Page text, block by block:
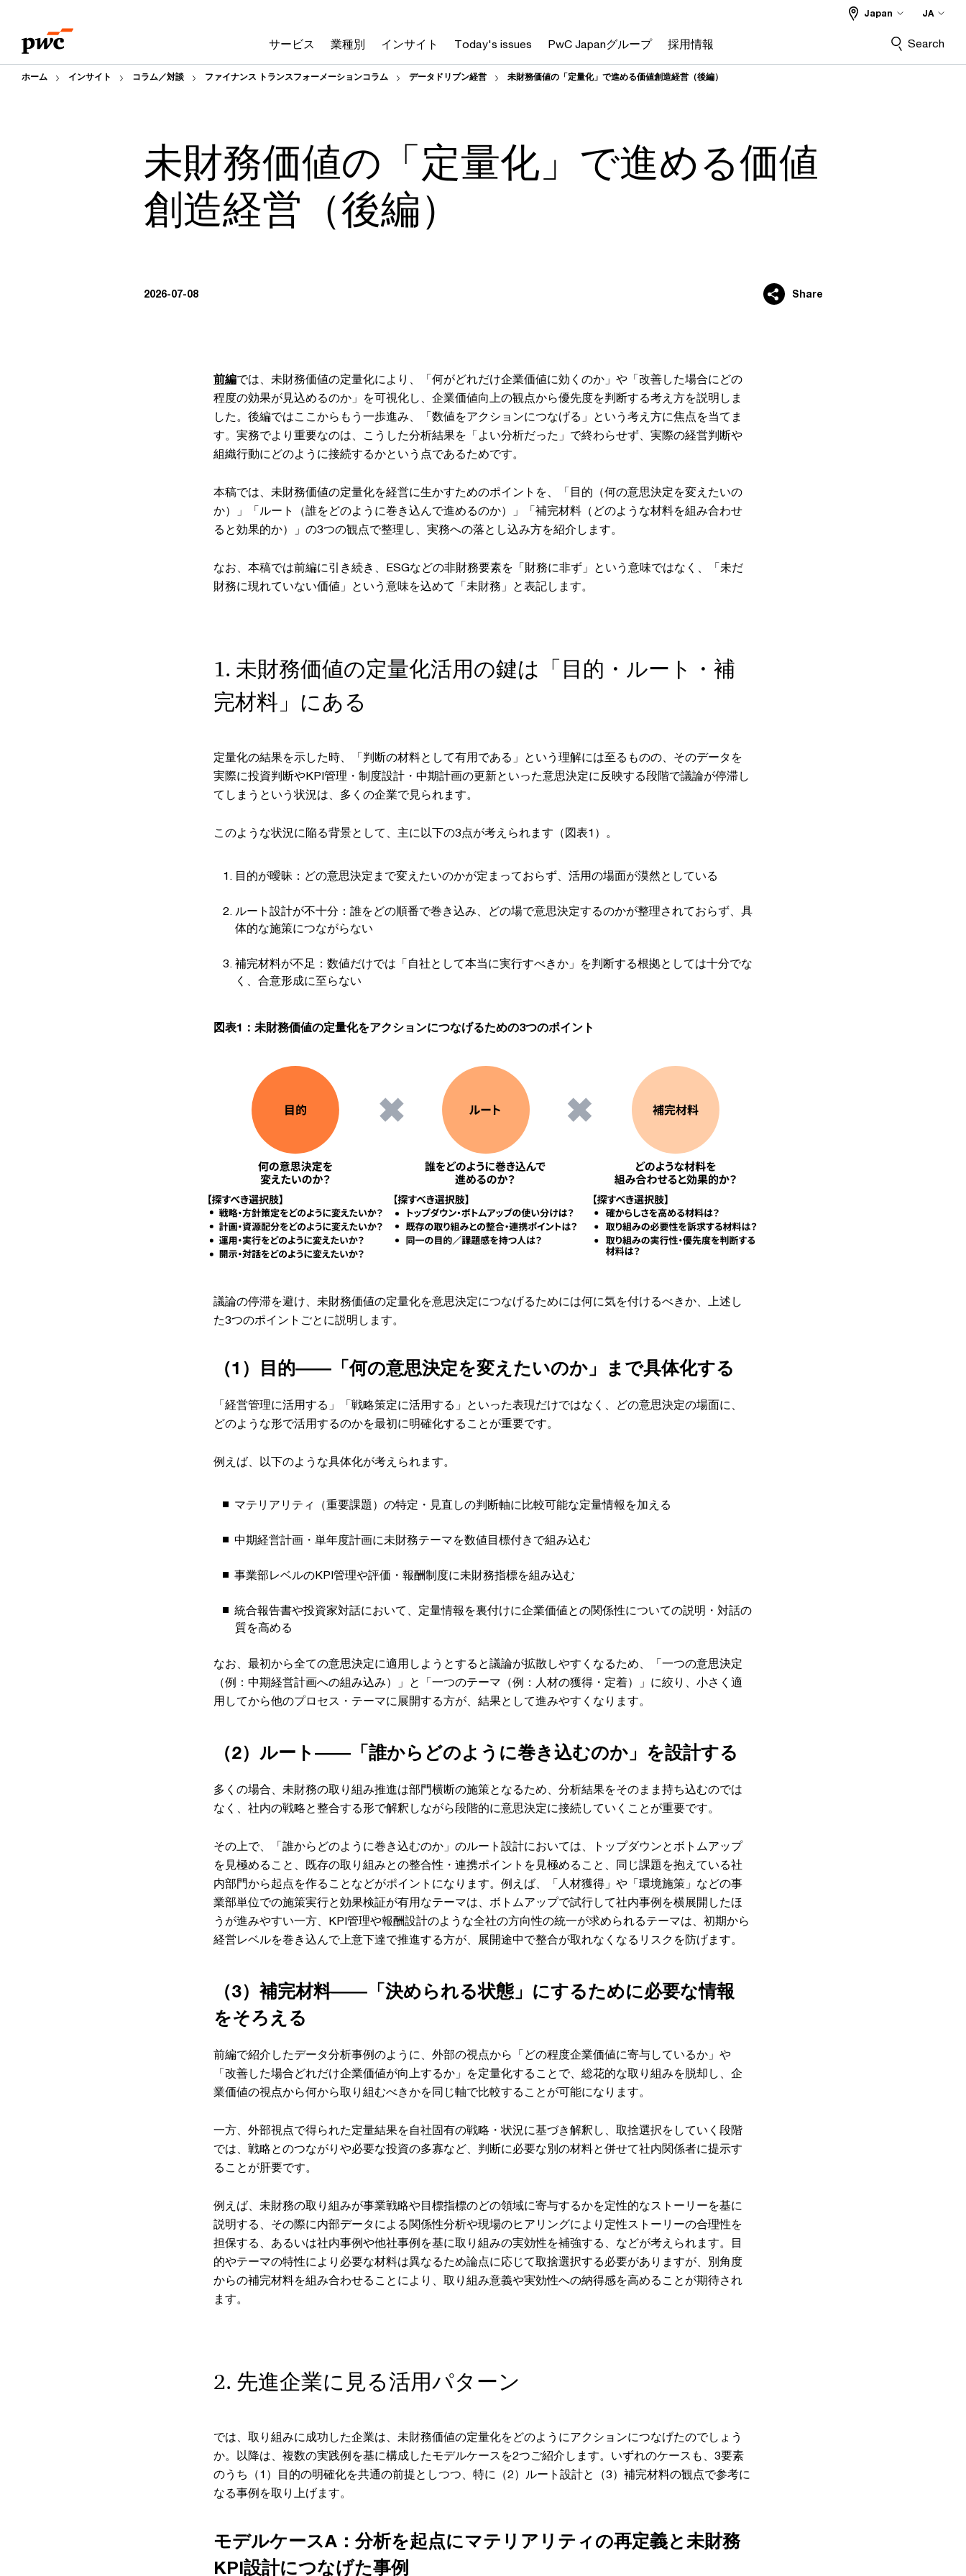
content
footer
サービス 業種別 インサイト Today's issues PwC Japanグループ 採用情報
Japan JA
Search
ホーム インサイト コラム／対談 ファイナンス トランスフォーメーションコラム データドリブン経営 未財務価値の「定量化」で進める価値創造経営（後編）
未財務価値の「定量化」で進める価値
創造経営（後編）
2026-07-08 Share
前編では、未財務価値の定量化により、「何がどれだけ企業価値に効くのか」や「改善した場合にどの
程度の効果が見込めるのか」を可視化し、企業価値向上の観点から優先度を判断する考え方を説明しま
した。後編ではここからもう一歩進み、「数値をアクションにつなげる」という考え方に焦点を当てま
す。実務でより重要なのは、こうした分析結果を「よい分析だった」で終わらせず、実際の経営判断や
組織行動にどのように接続するかという点であるためです。
本稿では、未財務価値の定量化を経営に生かすためのポイントを、「目的（何の意思決定を変えたいの
か）」「ルート（誰をどのように巻き込んで進めるのか）」「補完材料（どのような材料を組み合わせ
ると効果的か）」の3つの観点で整理し、実務への落とし込み方を紹介します。
なお、本稿では前編に引き続き、ESGなどの非財務要素を「財務に非ず」という意味ではなく、「未だ
財務に現れていない価値」という意味を込めて「未財務」と表記します。
1. 未財務価値の定量化活用の鍵は「目的・ルート・補
完材料」にある
定量化の結果を示した時、「判断の材料として有用である」という理解には至るものの、そのデータを
実際に投資判断やKPI管理・制度設計・中期計画の更新といった意思決定に反映する段階で議論が停滞し
てしまうという状況は、多くの企業で見られます。
このような状況に陥る背景として、主に以下の3点が考えられます（図表1）。
目的が曖昧：どの意思決定まで変えたいのかが定まっておらず、活用の場面が漠然としている
ルート設計が不十分：誰をどの順番で巻き込み、どの場で意思決定するのかが整理されておらず、具
体的な施策につながらない
補完材料が不足：数値だけでは「自社として本当に実行すべきか」を判断する根拠としては十分でな
く、合意形成に至らない
図表1：未財務価値の定量化をアクションにつなげるための3つのポイント
議論の停滞を避け、未財務価値の定量化を意思決定につなげるためには何に気を付けるべきか、上述し
た3つのポイントごとに説明します。
（1）目的――「何の意思決定を変えたいのか」まで具体化する
「経営管理に活用する」「戦略策定に活用する」といった表現だけではなく、どの意思決定の場面に、
どのような形で活用するのかを最初に明確化することが重要です。
例えば、以下のような具体化が考えられます。
マテリアリティ（重要課題）の特定・見直しの判断軸に比較可能な定量情報を加える
中期経営計画・単年度計画に未財務テーマを数値目標付きで組み込む
事業部レベルのKPI管理や評価・報酬制度に未財務指標を組み込む
統合報告書や投資家対話において、定量情報を裏付けに企業価値との関係性についての説明・対話の
質を高める
なお、最初から全ての意思決定に適用しようとすると議論が拡散しやすくなるため、「一つの意思決定
（例：中期経営計画への組み込み）」と「一つのテーマ（例：人材の獲得・定着）」に絞り、小さく適
用してから他のプロセス・テーマに展開する方が、結果として進みやすくなります。
（2）ルート――「誰からどのように巻き込むのか」を設計する
多くの場合、未財務の取り組み推進は部門横断の施策となるため、分析結果をそのまま持ち込むのでは
なく、社内の戦略と整合する形で解釈しながら段階的に意思決定に接続していくことが重要です。
その上で、「誰からどのように巻き込むのか」のルート設計においては、トップダウンとボトムアップ
を見極めること、既存の取り組みとの整合性・連携ポイントを見極めること、同じ課題を抱えている社
内部門から起点を作ることなどがポイントになります。例えば、「人材獲得」や「環境施策」などの事
業部単位での施策実行と効果検証が有用なテーマは、ボトムアップで試行して社内事例を横展開したほ
うが進みやすい一方、KPI管理や報酬設計のような全社の方向性の統一が求められるテーマは、初期から
経営レベルを巻き込んで上意下達で推進する方が、展開途中で整合が取れなくなるリスクを防げます。
（3）補完材料――「決められる状態」にするために必要な情報
をそろえる
前編で紹介したデータ分析事例のように、外部の視点から「どの程度企業価値に寄与しているか」や
「改善した場合どれだけ企業価値が向上するか」を定量化することで、総花的な取り組みを脱却し、企
業価値の視点から何から取り組むべきかを同じ軸で比較することが可能になります。
一方、外部視点で得られた定量結果を自社固有の戦略・状況に基づき解釈し、取捨選択をしていく段階
では、戦略とのつながりや必要な投資の多寡など、判断に必要な別の材料と併せて社内関係者に提示す
ることが肝要です。
例えば、未財務の取り組みが事業戦略や目標指標のどの領域に寄与するかを定性的なストーリーを基に
説明する、その際に内部データによる関係性分析や現場のヒアリングにより定性ストーリーの合理性を
担保する、あるいは社内事例や他社事例を基に取り組みの実効性を補強する、などが考えられます。目
的やテーマの特性により必要な材料は異なるため論点に応じて取捨選択する必要がありますが、別角度
からの補完材料を組み合わせることにより、取り組み意義や実効性への納得感を高めることが期待され
ます。
2. 先進企業に見る活用パターン
では、取り組みに成功した企業は、未財務価値の定量化をどのようにアクションにつなげたのでしょう
か。以降は、複数の実践例を基に構成したモデルケースを2つご紹介します。いずれのケースも、3要素
のうち（1）目的の明確化を共通の前提としつつ、特に（2）ルート設計と（3）補完材料の観点で参考に
なる事例を取り上げます。
モデルケースA：分析を起点にマテリアリティの再定義と未財務
KPI設計につなげた事例